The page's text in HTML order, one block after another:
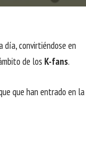
día, convirtiéndose en
de los K-fans.
que han entrado en la